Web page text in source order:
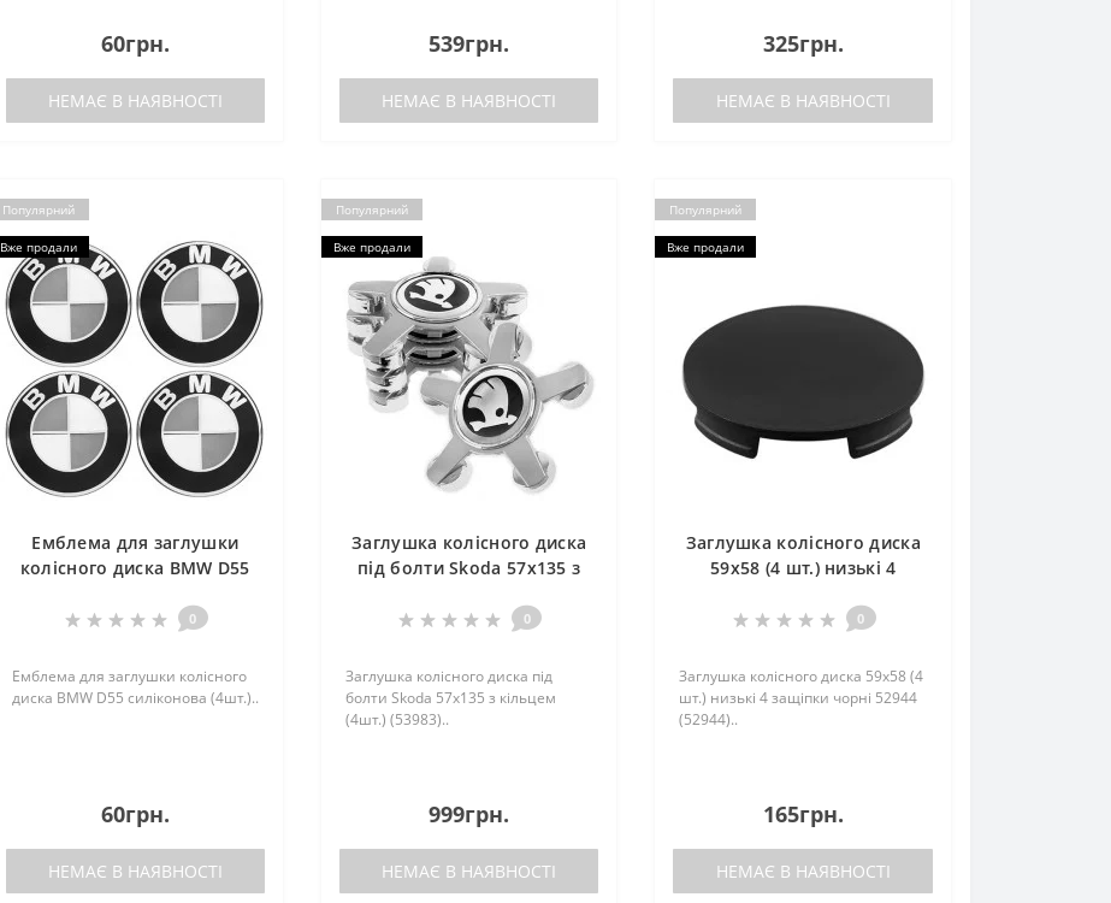
60грн.
НЕМАЄ В НАЯВНОСТІ
539грн.
НЕМАЄ В НАЯВНОСТІ
325грн.
НЕМАЄ В НАЯВНОСТІ
Популярний
Вже продали
Емблема для заглушки
колісного диска BMW D55
0
Емблема для заглушки колісного
диска BMW D55 силіконова (4шт.)..
60грн.
НЕМАЄ В НАЯВНОСТІ
Популярний
Вже продали
Заглушка колісного диска
пiд болти Skoda 57x135 з
0
Заглушка колісного диска пiд
болти Skoda 57x135 з кiльцем
(4шт.) (53983)..
999грн.
НЕМАЄ В НАЯВНОСТІ
Популярний
Вже продали
Заглушка колісного диска
59x58 (4 шт.) низькi 4
(52944)
0
Заглушка колісного диска 59x58 (4
шт.) низькi 4 защiпки чорнi 52944
(52944)..
165грн.
НЕМАЄ В НАЯВНОСТІ